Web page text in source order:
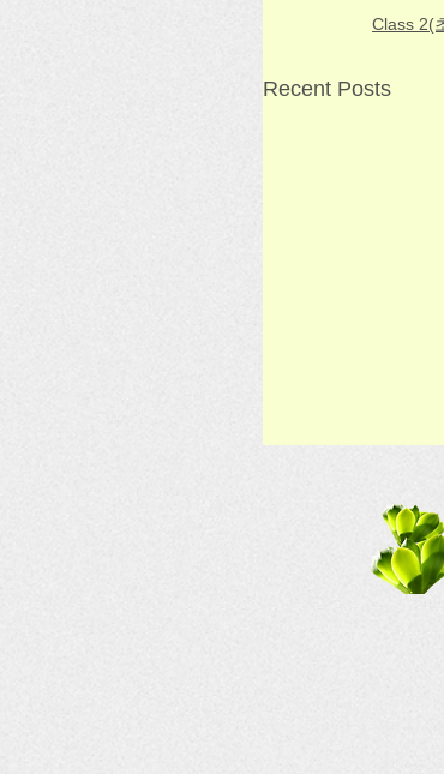
Class 2(
Recent Posts
수업일: 2026. 2.
안녕하세요! 2월
니다. 교과서 2과
진도를 나갔습니
과 문제풀이를 통